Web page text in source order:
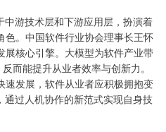
游技术层和下游应用层，扮演着
。中国软件行业协会理事长王怀
展核心引擎。大模型为软件产业带
而能提升从业者效率与创新力。
速发展，软件从业者应积极拥抱变
过人机协作的新范式实现自身技